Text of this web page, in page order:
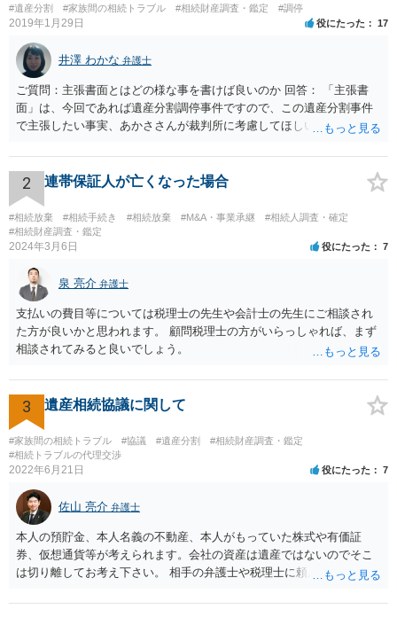
#遺産分割 #家族間の相続トラブル #相続財産調査・鑑定 #調停
2019年1月29日 役にたった 17
井澤 わかな 弁護士
ご質問：主張書面とはどの様な事を書けば良いのか 回答： 「主張書
面」は、今回であれば遺産分割調停事件ですので、この遺産分割事件
で主張したい事実、あかささんが裁判所に考慮してほしいと思う、亡
ります。 もし、主張したい事実や考慮してほしい事情に関連して
資料を持っているようであれば、主張書面とは別で提出できます。も
し、お姉さんに見られたくないような資料がある場合、「非開示の希
望に関する申出書」と共に提出することも考えられます。 ご質問：書
いた方が良い事と書かない方が良い事 回答： お姉さんが申立書の「申
立ての趣旨」のところに書いている遺産の分け方に対して意見があれ
ば、まずそれを書くとよいです。 次に「申立ての理由」のところに、
なぜ調停を申し立てたのか(例えば、あかささんと話合いが出来ない／
決裂した、など)や亡くなった方・あかささん・お姉さん間の事情やい
きさつなどが書かれていると思うので、あかささんから見てそれは違
うと感じるところは、どのように違うのか、など書くとよいです。 そ
の他、お姉さんの申立書には書かれていないけど、どのように遺産を
った等)、それも書くとよいです。 書かない方が良いと思うことは、遺
産分割に関係ない(と思われる)いきさつを沢山盛り込むことだと考えま
す(あくまで遺産分割に関係することに留める方が、裁判所や調停委員
の方に事情を理解してもらいやすいと思います)。
2 連帯保証人が亡くなった場合
#相続放棄 #相続手続き #相続放棄 #M&A・事業承継
#相続人調査・確定
#相続財産調査・鑑定
2024年3月6日 役にたった 7
泉 亮介 弁護士
支払いの費目等については税理士の先生や会計士の先生にご相談され
た方が良いかと思われます。 顧問税理士の方がいらっしゃれば、まず
相談されてみると良いでしょう。
3 遺産相続協議に関して
#家族間の相続トラブル #協議 #遺産分割
#相続財産調査・鑑定
#相続トラブルの代理交渉
2022年6月21日 役にたった 7
佐山 亮介 弁護士
本人の預貯金、本人名義の不動産、本人がもっていた株式や有価証
券、仮想通貨等が考えられます。会社の資産は遺産ではないのでそこ
は切り離してお考え下さい。 相手の弁護士や税理士に頼んでも守秘義
意に開示を求め、応じなければ「調査嘱託」という手続きを使って銀